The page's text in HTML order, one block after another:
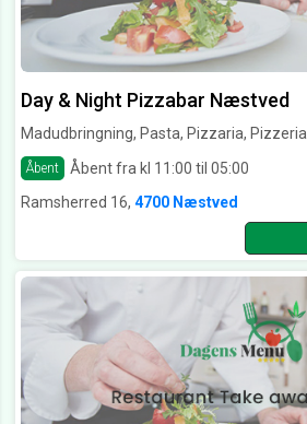
Day & Night Pizzabar Næstved
Madudbringning, Pasta, Pizzaria, Pizzeria
Åbent Åbent fra kl 11:00 til 05:00
Ramsherred 16, 4700 Næstved